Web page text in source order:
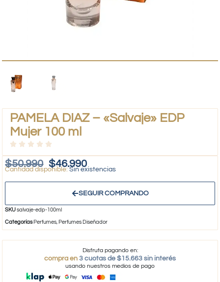
PAMELA DIAZ – «Salvaje» EDP
Mujer 100 ml
$50.990 $46.990
Sin existencias
SEGUIR COMPRANDO
SKUsalvaje-edp-100ml
Categorías Perfumes, Perfumes Diseñador
Disfruta pagando en:
compra en 3 cuotas de $15.663 sin interés
usando nuestros medios de pago